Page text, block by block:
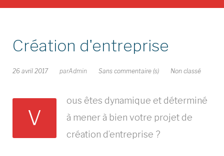
Création d'entreprise
26 avril 2017 parAdmin Sans commentaire (s) Non classé
V
ous êtes dynamique et déterminé
à mener à bien votre projet de
création d’entreprise ?